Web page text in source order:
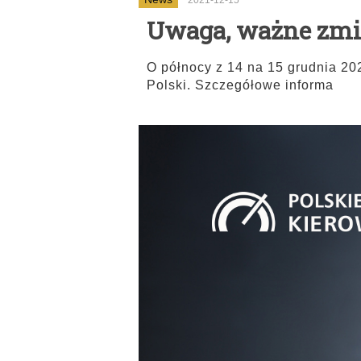
Uwaga, ważne
O północy z 14 na 15 grudnia
Polski. Szczegółowe informa